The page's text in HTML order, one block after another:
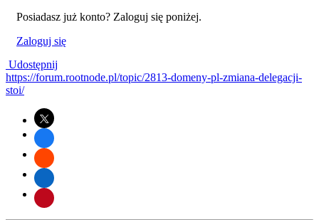
Posiadasz już konto? Zaloguj się poniżej.
Zaloguj się
Udostępnij
https://forum.rootnode.pl/topic/2813-domeny-pl-zmiana-delegacji-
stoi/